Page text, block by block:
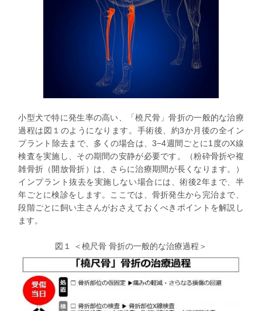
小型犬で特に発生率の高い、「橈尺骨」骨折の一般的な治療
過程は図１のようになります。手術後、約3か月後の全イン
プラント除去まで、多くの場合は、3−4週間ごとに1度のX線
検査を実施し、その期間の安静が必要です。（粉砕骨折や複
雑骨折（開放骨折）は、さらに治療期間が長くなります。）
インプラント抜去を実施しない場合には、術後2年まで、半
年ごとに検診をします。ここでは、骨折発生から完治まで、
段階ごとに飼い主さんがおさえておくべきポイントを解説し
ます。
図１ ＜橈尺骨 骨折の一般的な治療過程＞